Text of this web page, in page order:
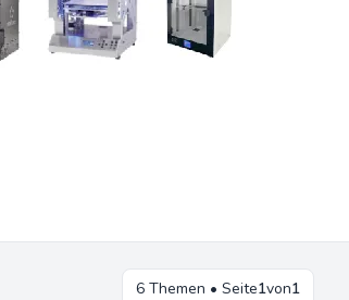
6 Themen • Seite1von1